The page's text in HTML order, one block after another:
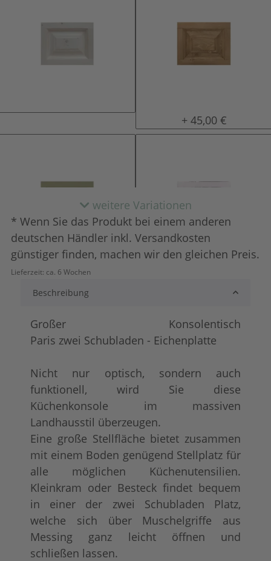
gewachst
+ 45,00 €
lackiert
+ 104,00 €
tief gebürstet
+ 219,00 € Konfigurator
+ 146,00 €
weitere Variationen
* Wenn Sie das Produkt bei einem anderen
deutschen Händler inkl. Versandkosten
günstiger finden, machen wir den gleichen Preis.
Lieferzeit: ca. 6 Wochen
Beschreibung
Großer Konsolentisch
Paris zwei Schubladen - Eichenplatte
Nicht nur optisch, sondern auch
funktionell, wird Sie diese
Küchenkonsole im massiven
Landhausstil überzeugen.
Eine große Stellfläche bietet zusammen
mit einem Boden genügend Stellplatz für
alle möglichen Küchenutensilien.
Kleinkram oder Besteck findet bequem
in einer der zwei Schubladen Platz,
welche sich über Muschelgriffe aus
Messing ganz leicht öffnen und
schließen lassen.